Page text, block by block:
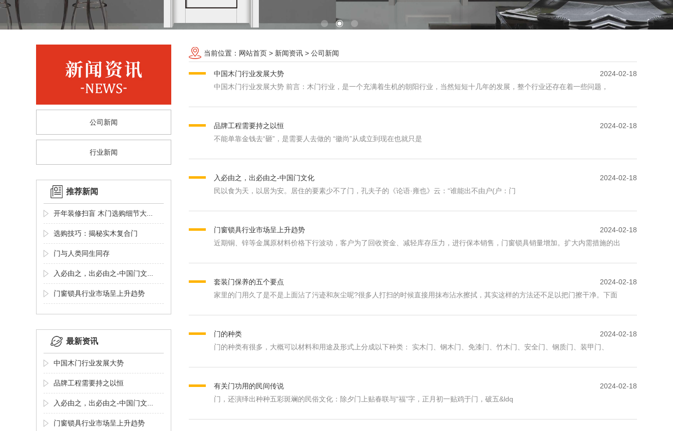
公司新闻
行业新闻
推荐新闻
开年装修扫盲 木门选购细节大...
选购技巧：揭秘实木复合门
门与人类同生同存
入必由之，出必由之-中国门文...
门窗锁具行业市场呈上升趋势
最新资讯
中国木门行业发展大势
品牌工程需要持之以恒
入必由之，出必由之-中国门文...
门窗锁具行业市场呈上升趋势
当前位置： 网站首页 > 新闻资讯 > 公司新闻
中国木门行业发展大势
2024-02-18
中国木门行业发展大势 前言：木门行业，是一个充满着生机的朝阳行业，当然短短十几年的发展，整个行业还存在着一些问题，
品牌工程需要持之以恒
2024-02-18
不能单靠金钱去“砸”，是需要人去做的 “徽尚”从成立到现在也就只是
入必由之，出必由之-中国门文化
2024-02-18
民以食为天，以居为安。居住的要素少不了门，孔夫子的《论语·雍也》云：“谁能出不由户(户：门
门窗锁具行业市场呈上升趋势
2024-02-18
近期铜、锌等金属原材料价格下行波动，客户为了回收资金、减轻库存压力，进行保本销售，门窗锁具销量增加。扩大内需措施的出
套装门保养的五个要点
2024-02-18
家里的门用久了是不是上面沾了污迹和灰尘呢?很多人打扫的时候直接用抹布沾水擦拭，其实这样的方法还不足以把门擦干净。下面
门的种类
2024-02-18
门的种类有很多，大概可以材料和用途及形式上分成以下种类： 实木门、钢木门、免漆门、竹木门、安全门、钢质门、装甲门、
有关门功用的民间传说
2024-02-18
门，还演绎出种种五彩斑斓的民俗文化：除夕门上贴春联与“福”字，正月初一贴鸡于门，破五&ldq